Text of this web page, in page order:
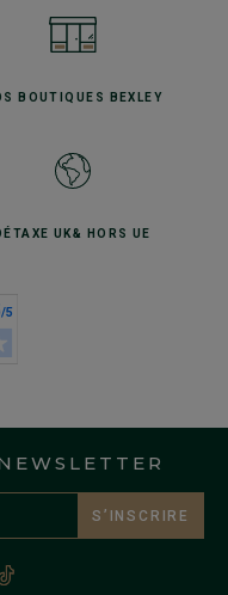
BOUTIQUES BEXLEY
UK& HORS UE
S’INSCRIRE